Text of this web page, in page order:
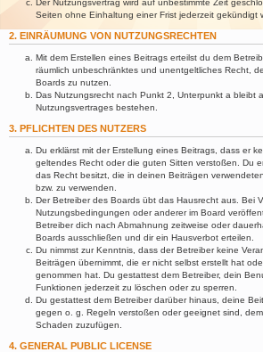
Der Nutzungsvertrag wird auf unbestimmte Zeit
Seiten ohne Einhaltung einer Frist jederzeit gekündigt
2. EINRÄUMUNG VON NUTZUNGSRECHTEN
Mit dem Erstellen eines Beitrags erteilst du dem
räumlich unbeschränktes und unentgeltliches Recht,
Boards zu nutzen.
Das Nutzungsrecht nach Punkt 2, Unterpunkt a bleibt
Nutzungsvertrages bestehen.
3. PFLICHTEN DES NUTZERS
Du erklärst mit der Erstellung eines Beitrags, dass er
geltendes Recht oder die guten Sitten verstoßen. Du
das Recht besitzt, die in deinen Beiträgen
bzw. zu verwenden.
Der Betreiber des Boards übt das Hausrecht aus. Bei
Nutzungsbedingungen oder anderer im Board
Betreiber dich nach Abmahnung zeitweise oder
Boards ausschließen und dir ein Hausverbot erteilen.
Du nimmst zur Kenntnis, dass der Betreiber keine
Beiträgen übernimmt, die er nicht selbst erstellt hat
genommen hat. Du gestattest dem Betreiber, dein
Funktionen jederzeit zu löschen oder zu sperren.
Du gestattest dem Betreiber darüber hinaus, deine
gegen o. g. Regeln verstoßen oder geeignet sind,
Schaden zuzufügen.
4. GENERAL PUBLIC LICENSE